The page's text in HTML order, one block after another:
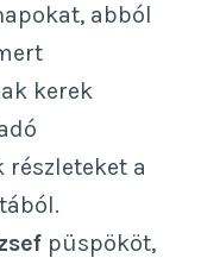
abból
kerek
a
püspököt,